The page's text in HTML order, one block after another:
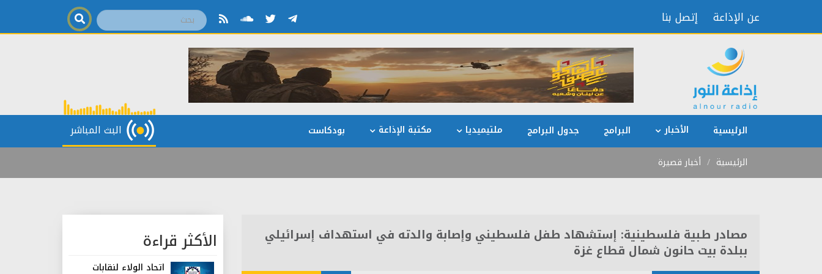
عن الإذاعة إتصل بنا
الرئيسية الأخبار البرامج جدول البرامج ملتيميديا مكتبة الإذاعة بودكاست البث المباشر
الرئيسية أخبار قصيرة
مصادر طبية فلسطينية: إستشهاد طفل فلسطيني وإصابة والدته في استهداف إسرائيلي
ببلدة بيت حانون شمال قطاع غزة الأكثر قراءة
اتحاد الولاء لنقابات